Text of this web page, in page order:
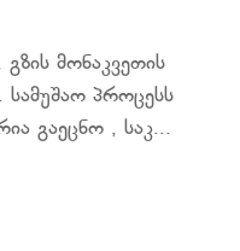
გზის მონაკვეთის
სამუშაო პროცესს
გაეცნო , საკ...